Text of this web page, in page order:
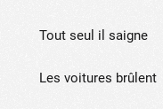
Tout seul il saigne
Les voitures brûlent